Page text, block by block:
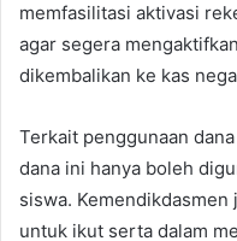
memfasilitasi aktivasi
agar segera
dikembalikan ke kas
Terkait penggunaan
dana ini hanya boleh
siswa.
untuk ikut serta dalam